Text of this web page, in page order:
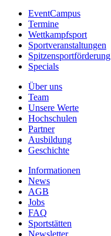
EventCampus
Termine
Wettkampfsport
Sportveranstaltungen
Spitzensportförderung
Specials
Über uns
Team
Unsere Werte
Hochschulen
Partner
Ausbildung
Geschichte
Informationen
News
AGB
Jobs
FAQ
Sportstätten
Newsletter